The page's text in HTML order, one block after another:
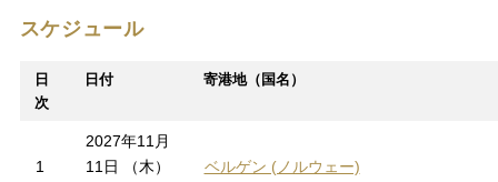
スケジュール
日
次
日付 寄港地（国名）
1
2027年11月
11日 （木）
ベルゲン (ノルウェー)